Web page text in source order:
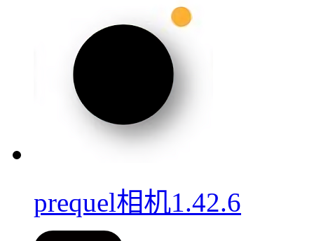
prequel相机1.42.6